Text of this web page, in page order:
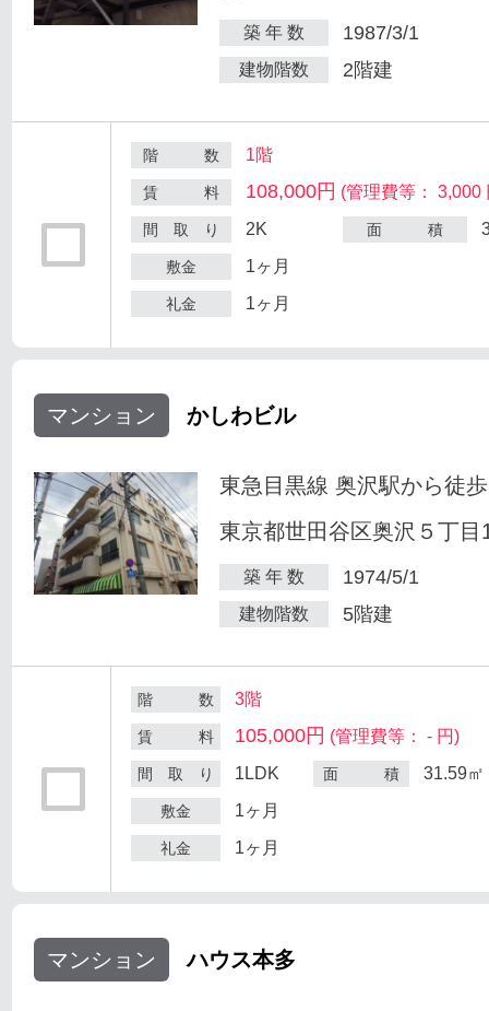
築 年 数 1987/3/1
建物階数 2階建
階 数 1階
賃 料 108,000円 (管理費等： 3,000
間 取 り 2K 面 積
敷金 1ヶ月
礼金 1ヶ月
マンション かしわビル
東急目黒線 奥沢駅から徒
東京都世田谷区奥沢５丁目
築 年 数 1974/5/1
建物階数 5階建
階 数 3階
賃 料 105,000円 (管理費等： - 円)
間 取 り 1LDK 面 積 31.59㎡
敷金 1ヶ月
礼金 1ヶ月
マンション ハウス本多